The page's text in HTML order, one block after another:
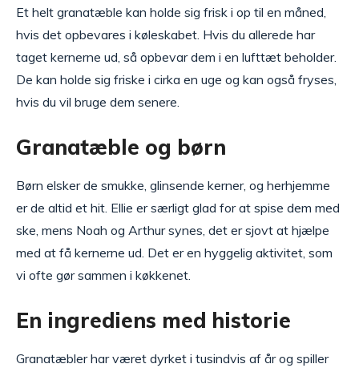
Et helt granatæble kan holde sig frisk i op til en måned,
hvis det opbevares i køleskabet. Hvis du allerede har
taget kernerne ud, så opbevar dem i en lufttæt beholder.
De kan holde sig friske i cirka en uge og kan også fryses,
hvis du vil bruge dem senere.
Granatæble og børn
Børn elsker de smukke, glinsende kerner, og herhjemme
er de altid et hit. Ellie er særligt glad for at spise dem med
ske, mens Noah og Arthur synes, det er sjovt at hjælpe
med at få kernerne ud. Det er en hyggelig aktivitet, som
vi ofte gør sammen i køkkenet.
En ingrediens med historie
Granatæbler har været dyrket i tusindvis af år og spiller